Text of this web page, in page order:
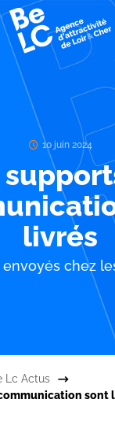
10 juin 2024
livrés
chez
Lc Actus
sont